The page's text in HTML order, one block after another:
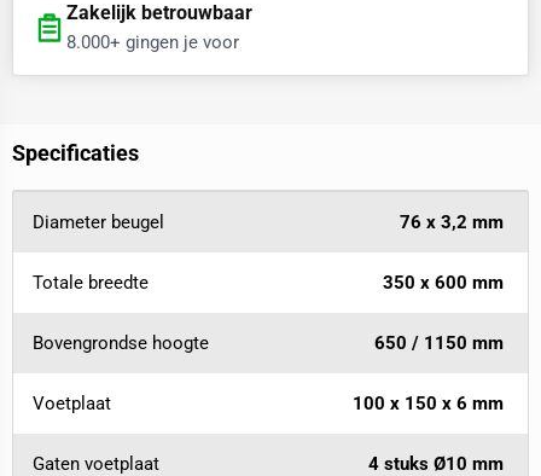
Zakelijk betrouwbaar
8.000+ gingen je voor
Specificaties
Diameter beugel 76 x 3,2 mm
Totale breedte 350 x 600 mm
Bovengrondse hoogte 650 / 1150 mm
Voetplaat 100 x 150 x 6 mm
Gaten voetplaat 4 stuks Ø10 mm